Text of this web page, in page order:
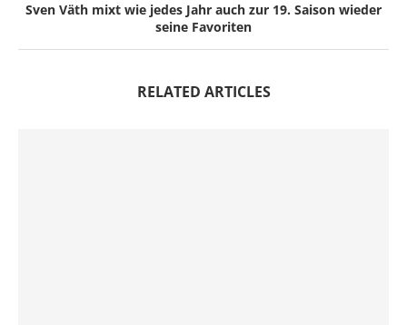
Sven Väth mixt wie jedes Jahr auch zur 19. Saison wieder
seine Favoriten
RELATED ARTICLES